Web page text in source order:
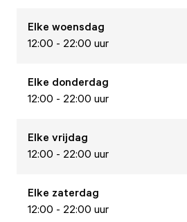
Elke woensdag
12:00 - 22:00 uur
Elke donderdag
12:00 - 22:00 uur
Elke vrijdag
12:00 - 22:00 uur
Elke zaterdag
12:00 - 22:00 uur